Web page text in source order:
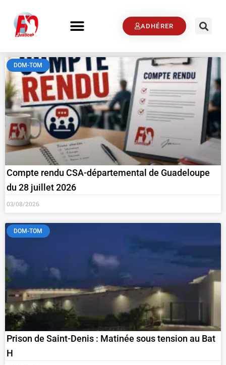
ADHÉRER
DOM-TOM
Compte rendu CSA-départemental de Guadeloupe
du 28 juillet 2026
03/08/2026
DOM-TOM
Prison de Saint-Denis : Matinée sous tension au Bat
H